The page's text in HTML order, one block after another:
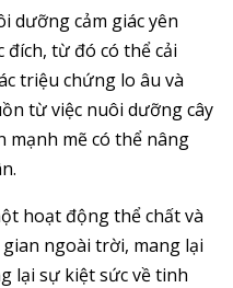
dưỡng cảm giác yên
đích, từ đó có thể cải
triệu chứng lo âu và
từ việc nuôi dưỡng cây
mạnh mẽ có thể nâng
hoạt động thể chất và
ngoài trời, mang lại
lại sự kiệt sức về tinh